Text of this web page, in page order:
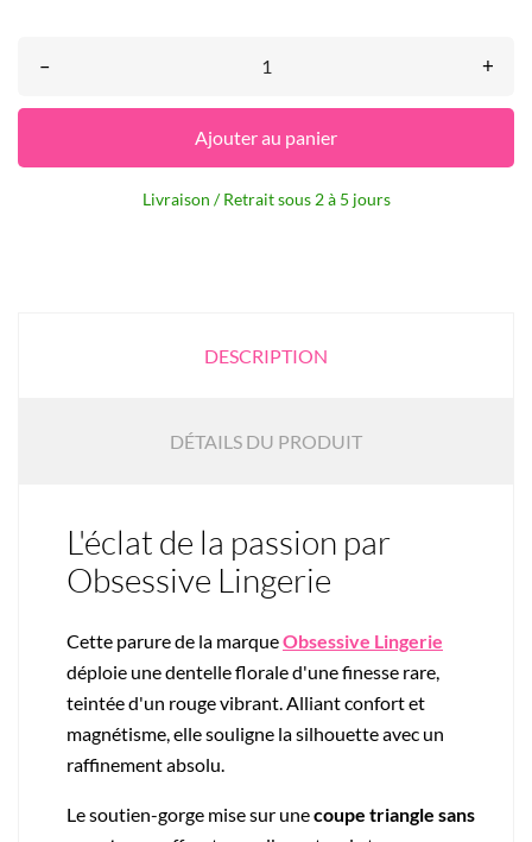
– +
Ajouter au panier
Livraison / Retrait sous 2 à 5 jours
DESCRIPTION
DÉTAILS DU PRODUIT
L'éclat de la passion par
Obsessive Lingerie
Cette parure de la marqueObsessive Lingerie
déploie une dentelle florale d'une finesse rare,
teintée d'un rouge vibrant. Alliant confort et
magnétisme, elle souligne la silhouette avec un
raffinement absolu.
Le soutien-gorge mise sur unecoupe triangle sans